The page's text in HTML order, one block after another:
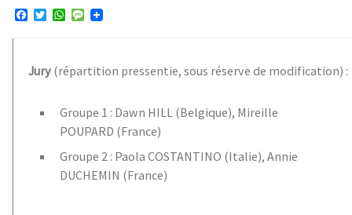
b
o
T
t
e
W
s
A
M
a
g
Jury (répartition pressentie, sous réserve de modification) :
Groupe 1 : Dawn HILL (Belgique), Mireille
POUPARD (France)
Groupe 2 : Paola COSTANTINO (Italie), Annie
DUCHEMIN (France)